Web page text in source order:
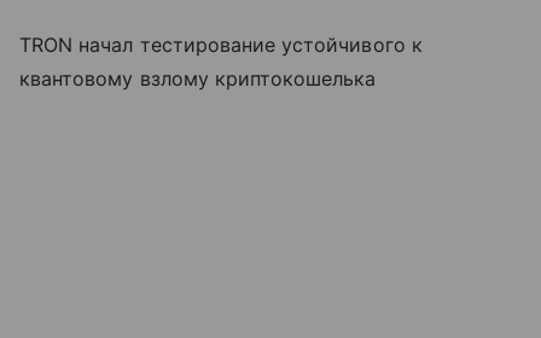
TRON начал тестирование устойчивого к
квантовому взлому криптокошелька